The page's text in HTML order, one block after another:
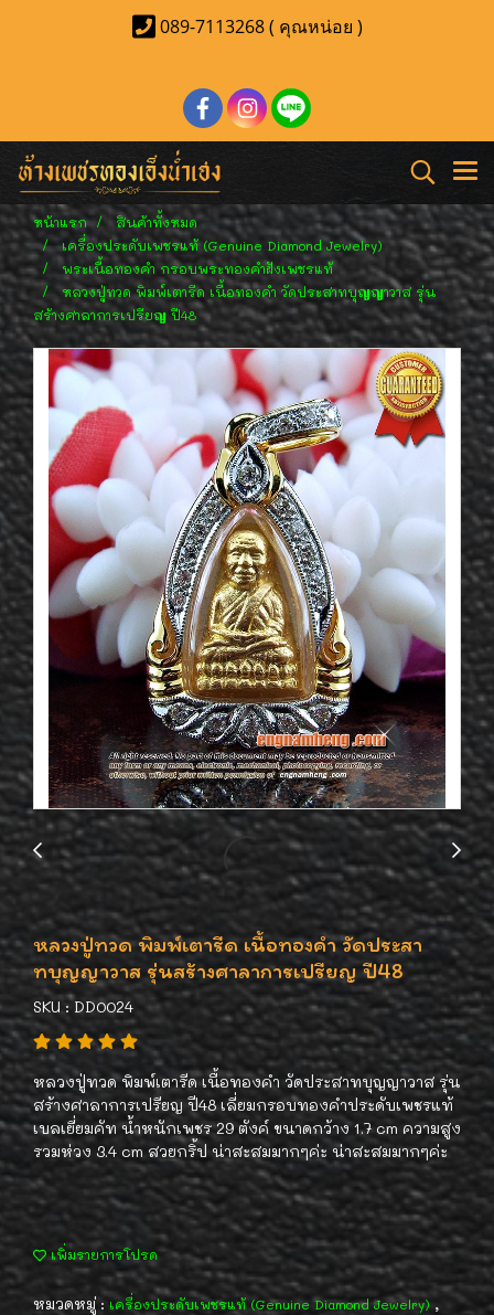
089-7113268 ( คุณหน่อย )
หน้าแรก
สินค้าทั้งหมด
เครื่องประดับเพชรแท้ (Genuine Diamond Jewelry)
พระเนื้อทองคำ กรอบพระทองคำฝังเพชรแท้
หลวงปู่ทวด พิมพ์เตารีด เนื้อทองคำ วัดประสาทบุญญาวาส รุ่น
สร้างศาลาการเปรียญ ปี48
หลวงปู่ทวด พิมพ์เตารีด เนื้อทองคำ วัดประสา
ทบุญญาวาส รุ่นสร้างศาลาการเปรียญ ปี48
SKU : DD0024
หลวงปู่ทวด พิมพ์เตารีด เนื้อทองคำ วัดประสาทบุญญาวาส รุ่น
สร้างศาลาการเปรียญ ปี48 เลี่ยมกรอบทองคำประดับเพชรแท้
เบลเยี่ยมคัท น้ำหนักเพชร 29 ตังค์ ขนาดกว้าง 1.7 cm ความสูง
รวมห่วง 3.4 cm สวยกริ้ป น่าสะสมมากๆค่ะ น่าสะสมมากๆค่ะ
เพิ่มรายการโปรด
หมวดหมู่ : เครื่องประดับเพชรแท้ (Genuine Diamond Jewelry) ,